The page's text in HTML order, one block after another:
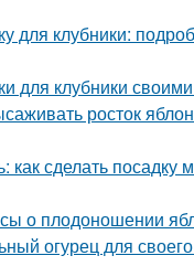
для клубники:
для клубники
росток
как сделать посадку
о плодоношении
огурец для